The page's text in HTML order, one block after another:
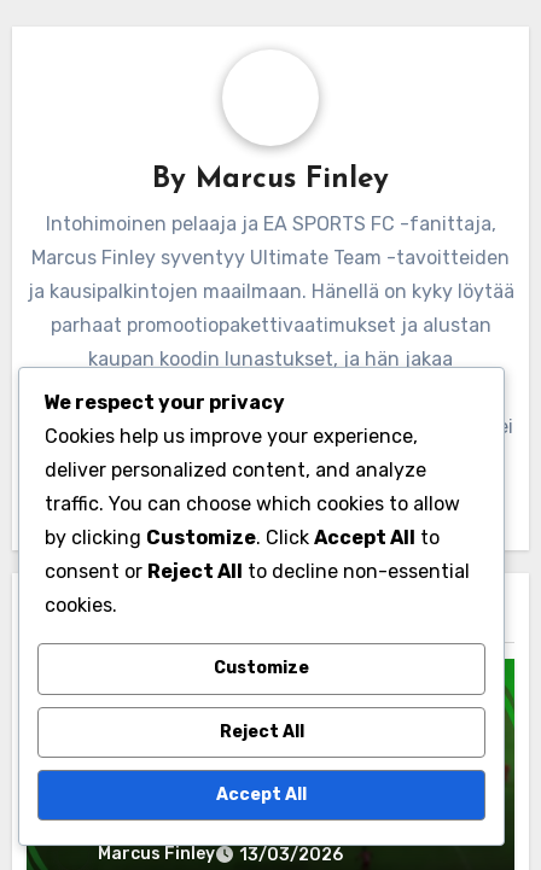
By Marcus Finley
Intohimoinen pelaaja ja EA SPORTS FC -fanittaja,
Marcus Finley syventyy Ultimate Team -tavoitteiden
ja kausipalkintojen maailmaan. Hänellä on kyky löytää
parhaat promootiopakettivaatimukset ja alustan
kaupan koodin lunastukset, ja hän jakaa
näkemyksiään ja strategioitaan auttaakseen muita
pelaajia maksimoimaan pelikokemuksensa. Kun hän ei
pelaa, Marcus nauttii urheilusta kirjoittamisesta ja
yhteydenpidosta peliyhteisöön.
Related Post
Ultimate Team -tavoitteet
Ultimate Team -yhteisön tavoitteet:
Osallistuminen, Palkinnot,
Pelaajatuotteet
Marcus Finley 13/03/2026
We respect your privacy
Cookies help us improve your experience,
deliver personalized content, and analyze
traffic. You can choose which cookies to allow
by clicking Customize. Click Accept All to
consent or Reject All to decline non-essential
cookies.
Customize
Reject All
Accept All